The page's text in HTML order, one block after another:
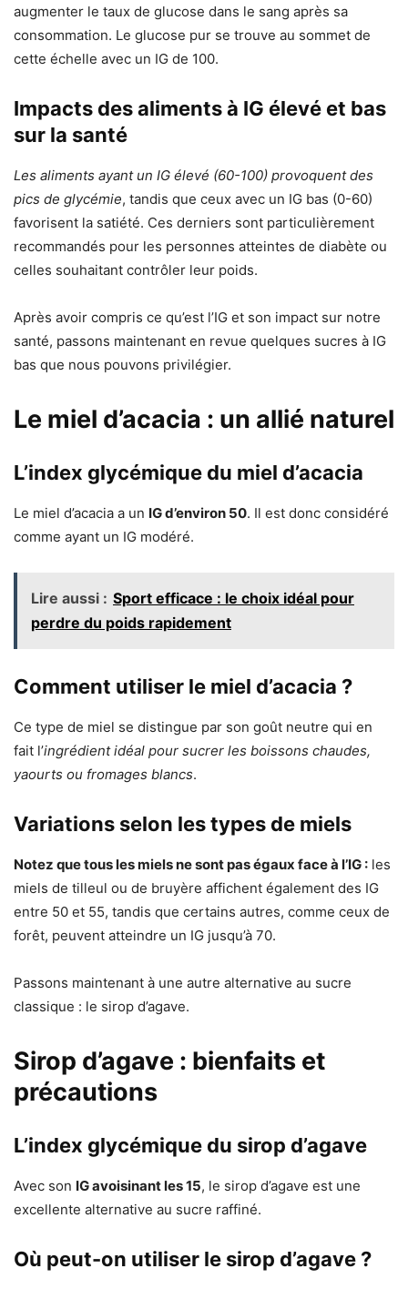
augmenter le taux de glucose dans le sang après sa
consommation. Le glucose pur se trouve au sommet de
cette échelle avec un IG de 100.
Impacts des aliments à IG élevé et bas
sur la santé
Les aliments ayant un IG élevé (60-100) provoquent des
pics de glycémie, tandis que ceux avec un IG bas (0-60)
favorisent la satiété. Ces derniers sont particulièrement
recommandés pour les personnes atteintes de diabète ou
celles souhaitant contrôler leur poids.
Après avoir compris ce qu’est l’IG et son impact sur notre
santé, passons maintenant en revue quelques sucres à IG
bas que nous pouvons privilégier.
Le miel d’acacia : un allié naturel
L’index glycémique du miel d’acacia
Le miel d’acacia a un IG d’environ 50. Il est donc considéré
comme ayant un IG modéré.
Lire aussi : Sport efficace : le choix idéal pour
perdre du poids rapidement
Comment utiliser le miel d’acacia ?
Ce type de miel se distingue par son goût neutre qui en
fait l’ingrédient idéal pour sucrer les boissons chaudes,
yaourts ou fromages blancs.
Variations selon les types de miels
Notez que tous les miels ne sont pas égaux face à l’IG : les
miels de tilleul ou de bruyère affichent également des IG
entre 50 et 55, tandis que certains autres, comme ceux de
forêt, peuvent atteindre un IG jusqu’à 70.
Passons maintenant à une autre alternative au sucre
classique : le sirop d’agave.
Sirop d’agave : bienfaits et
précautions
L’index glycémique du sirop d’agave
Avec son IG avoisinant les 15, le sirop d’agave est une
excellente alternative au sucre raffiné.
Où peut-on utiliser le sirop d’agave ?